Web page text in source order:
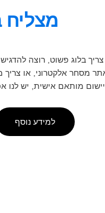
מצליח
בלוג פשוט, רוצה
מסחר אלקטרוני, או צריך
מותאם אישית, יש לנו
למידע נוסף